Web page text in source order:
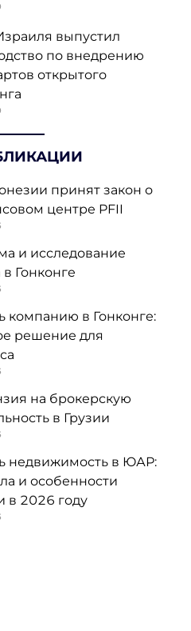
выпустил
по внедрению
открытого
принят закон о
центре PFII
и исследование
Гонконге
компанию в Гонконге:
решение для
на брокерскую
в Грузии
недвижимость в ЮАР:
и особенности
в 2026 году